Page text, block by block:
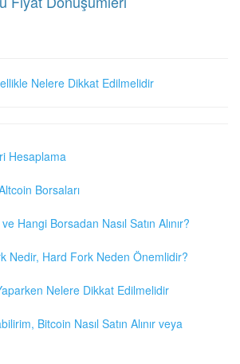
Nelere Dikkat Edilmelidir
Hesaplama
Borsaları
Hangi Borsadan Nasıl Satın Alınır?
Nedir, Hard Fork Neden Önemlidir?
Nelere Dikkat Edilmelidir
Bitcoin Nasıl Satın Alınır veya